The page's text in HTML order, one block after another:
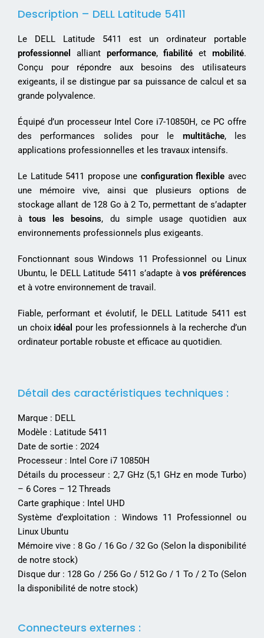
Description – DELL Latitude 5411
Le DELL Latitude 5411 est un ordinateur portable
professionnel
alliant performance,fiabilité etmobilité.
Conçu pour répondre aux besoins des utilisateurs
exigeants, il se distingue par sa puissance de calcul et sa
grande polyvalence.
Équipé d’un processeur Intel Core i7-10850H, ce PC offre
des performances solides pour le multitâche, les
applications professionnelles et les travaux intensifs.
Le Latitude 5411 propose une configuration flexible avec
une mémoire vive, ainsi que plusieurs options de
stockage allant de 128 Go à 2 To, permettant de s’adapter
à tous les besoins, du simple usage quotidien aux
environnements professionnels plus exigeants.
Fonctionnant sous Windows 11 Professionnel ou Linux
Ubuntu, le DELL Latitude 5411 s’adapte àvos préférences
et à votre environnement de travail.
Fiable, performant et évolutif, le DELL Latitude 5411 est
un choix idéal pour les professionnels à la recherche d’un
ordinateur portable robuste et efficace au quotidien.
Détail des caractéristiques techniques :
Marque : DELL
Modèle : Latitude 5411
Date de sortie : 2024
Processeur : Intel Core i7 10850H
Détails du processeur : 2,7 GHz (5,1 GHz en mode Turbo)
– 6 Cores – 12 Threads
Carte graphique : Intel UHD
Système d’exploitation : Windows 11 Professionnel ou
Linux Ubuntu
Mémoire vive : 8 Go / 16 Go / 32 Go (Selon la disponibilité
de notre stock)
Disque dur : 128 Go / 256 Go / 512 Go / 1 To / 2 To (Selon
la disponibilité de notre stock)
Connecteurs externes :